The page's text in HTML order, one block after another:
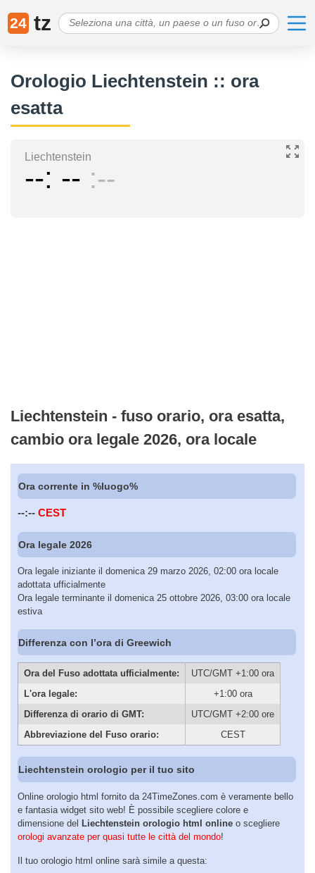
24 tz
Orologio Liechtenstein :: ora
esatta
Liechtenstein
-- -- --
Liechtenstein - fuso orario, ora esatta,
cambio ora legale 2026, ora locale
Ora corrente in %luogo%
--:-- CEST
Ora legale 2026
Ora legale iniziante il domenica 29 marzo 2026, 02:00 ora locale
adottata ufficialmente
Ora legale terminante il domenica 25 ottobre 2026, 03:00 ora locale
estiva
Differenza con l’ora di Greewich
Ora del Fuso adottata ufficialmente:
UTC/GMT +1:00 ora
L'ora legale:
+1:00 ora
Differenza di orario di GMT:
UTC/GMT +2:00 ore
Abbreviazione del Fuso orario:
CEST
Liechtenstein orologio per il tuo sito
Online orologio html fornito da 24TimeZones.com è veramente bello
e fantasia widget sito web! È possibile scegliere colore e
dimensione del Liechtenstein orologio html online o scegliere
orologi avanzate per quasi tutte le città del mondo!
Il tuo orologio html online sarà simile a questa: